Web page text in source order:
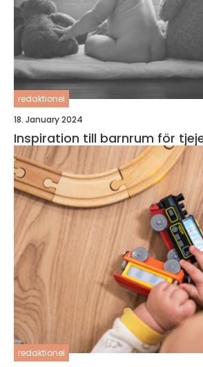
redaktionel
18. January 2024
Inspiration till barnrum för
redaktionel